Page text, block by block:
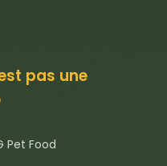
pas une
Pet Food